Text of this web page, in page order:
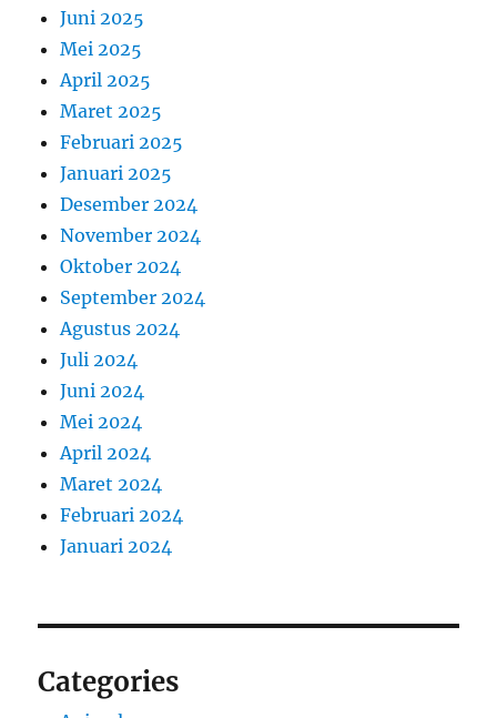
Juni 2025
Mei 2025
April 2025
Maret 2025
Februari 2025
Januari 2025
Desember 2024
November 2024
Oktober 2024
September 2024
Agustus 2024
Juli 2024
Juni 2024
Mei 2024
April 2024
Maret 2024
Februari 2024
Januari 2024
Categories